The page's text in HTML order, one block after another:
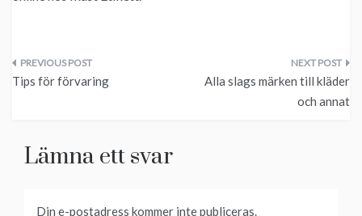
Inläggsnavigering
Tips för förvaring
Alla slags märken till kläder
och annat
Lämna ett svar
Din e-postadress kommer inte publiceras.